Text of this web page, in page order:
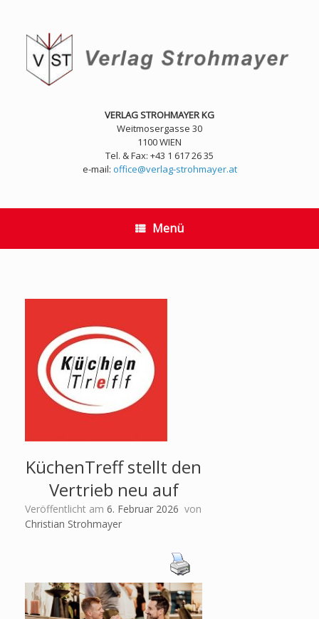
springen
VERLAG STROHMAYER KG
Weitmosergasse 30
1100 WIEN
Tel. & Fax: +43 1 617 26 35
e-mail: office@verlag-strohmayer.at
Menü
KüchenTreff stellt den
Vertrieb neu auf
Veröffentlicht am 6. Februar 2026 von
Christian Strohmayer